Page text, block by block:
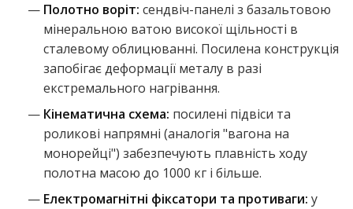
Полотно воріт: сендвіч-панелі з базальтовою
мінеральною ватою високої щільності в
сталевому облицюванні. Посилена конструкція
запобігає деформації металу в разі
екстремального нагрівання.
Кінематична схема: посилені підвіси та
роликові напрямні (аналогія "вагона на
монорейці") забезпечують плавність ходу
полотна масою до 1000 кг і більше.
Електромагнітні фіксатори та противаги: у